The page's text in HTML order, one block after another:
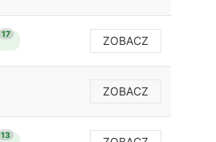
17 ZOBACZ
ZOBACZ
13